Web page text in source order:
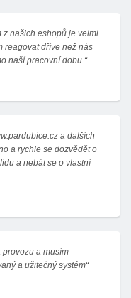
z našich eshopů je velmi
reagovat dříve než nás
naší pracovní dobu.“
a dalších
a rychle se dozvědět o
a nebát se o vlastní
provozu a musím
a užitečný systém“